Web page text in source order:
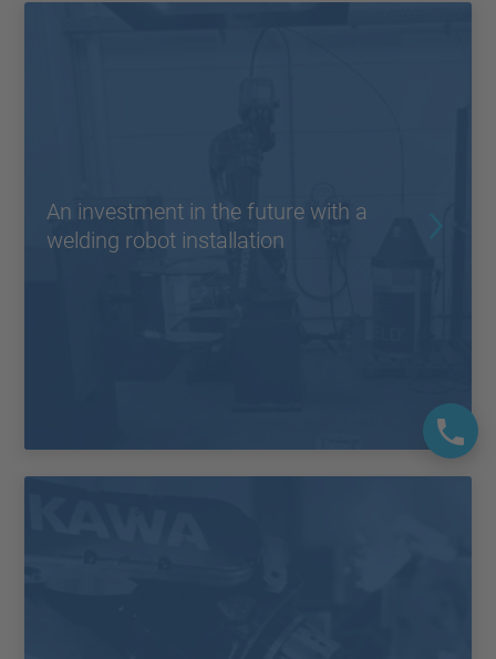
An investment in the future with a
welding robot installation